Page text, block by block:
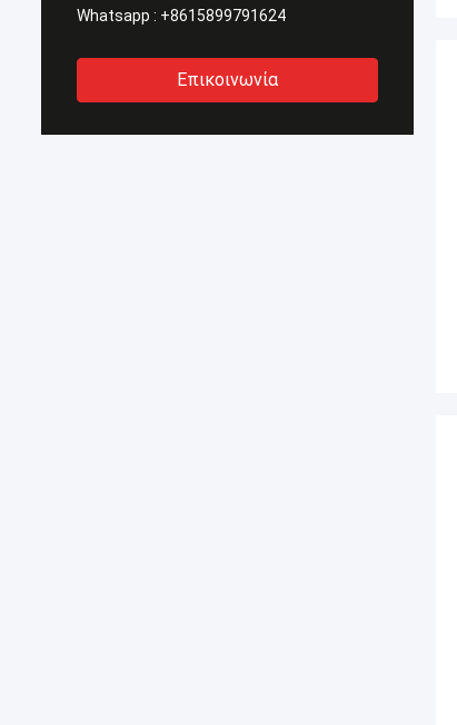
Whatsapp : +8615899791624
Επικοινωνία